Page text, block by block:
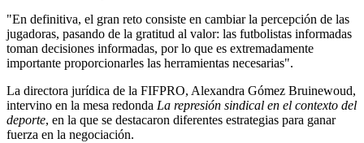
"En definitiva, el gran reto consiste en cambiar la percepción de las
jugadoras, pasando de la gratitud al valor: las futbolistas informadas
toman decisiones informadas, por lo que es extremadamente
importante proporcionarles las herramientas necesarias".
La directora jurídica de la FIFPRO, Alexandra Gómez Bruinewoud,
intervino en la mesa redonda La represión sindical en el contexto del
deporte, en la que se destacaron diferentes estrategias para ganar
fuerza en la negociación.